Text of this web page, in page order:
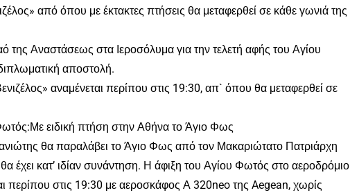
από όπου με έκτακτες πτήσεις θα μεταφερθεί σε κάθε γωνιά της
της Αναστάσεως στα Ιεροσόλυμα για την τελετή αφής του Αγίου
αποστολή.
αναμένεται περίπου στις 19:30, απ` όπου θα μεταφερθεί σε
ειδική πτήση στην Αθήνα το Άγιο Φως
θα παραλάβει το Άγιο Φως από τον Μακαριώτατο Πατριάρχη
έχει κατ’ ιδίαν συνάντηση. Η άφιξη του Αγίου Φωτός στο αεροδρόμιο
περίπου στις 19:30 με αεροσκάφος Α 320neo της Aegean, χωρίς